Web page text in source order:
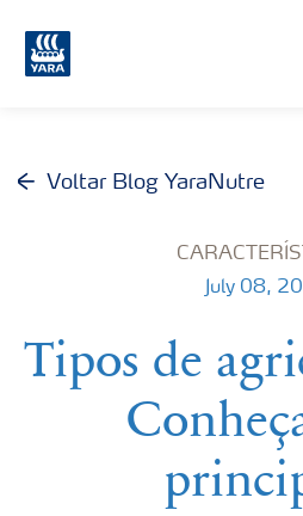
Voltar Blog YaraNutre
July 08,
Tipos de